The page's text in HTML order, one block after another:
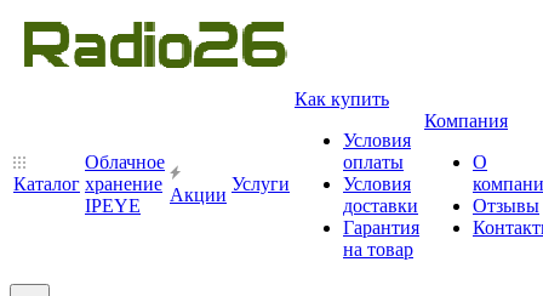
Каталог
Облачное
хранение
IPEYE
Акции
Услуги
Как купить
Условия
оплаты
Условия
доставки
Гарантия
на товар
Компания
О
Отзывы